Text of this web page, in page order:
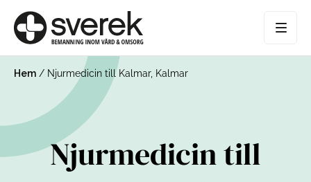
Hem / Njurmedicin till Kalmar, Kalmar
Njurmedicin till